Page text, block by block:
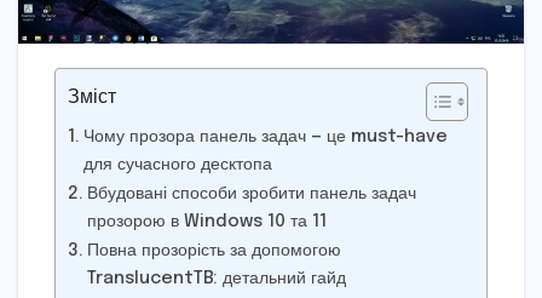
Зміст
Чому прозора панель задач — це must-have
для сучасного десктопа
Вбудовані способи зробити панель задач
прозорою в Windows 10 та 11
Повна прозорість за допомогою
TranslucentTB: детальний гайд